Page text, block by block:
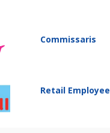
Commissaris
Retail Employee